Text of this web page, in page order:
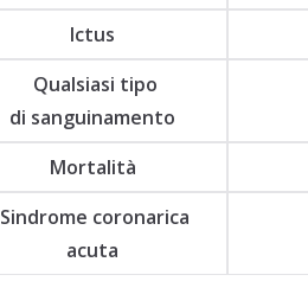
Ictus
Qualsiasi tipo
di sanguinamento
Mortalità
Sindrome coronarica
acuta